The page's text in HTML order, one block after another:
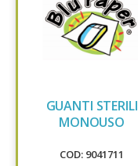
GUANTI STERILI
MONOUSO
COD: 9041711